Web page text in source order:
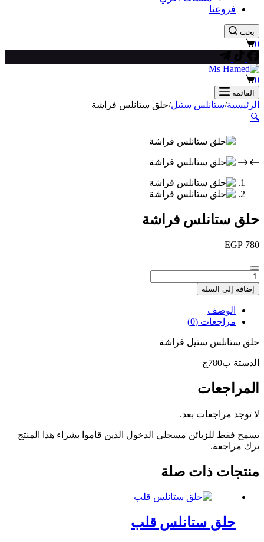
فروعنا
بحث
عربة
0
عربة
التسوق
0
القائمة
الرئيسية/ستانلس ستيل/حلق ستانلس فراشة
🔍
حلق ستانلس فراشة
EGP 780
كمية
حلق
ستانلس
فراشة
إضافة إلى السلة
الوصف
مراجعات (0)
حلق ستانلس ستيل فراشة
الدستة ب780ج
المراجعات
لا توجد مراجعات بعد.
يسمح فقط للزبائن مسجلي الدخول الذين قاموا بشراء هذا المنتج
ترك مراجعة.
منتجات ذات صلة
حلق ستانلس قلب